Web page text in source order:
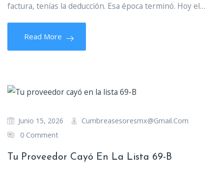
factura, tenías la deducción. Esa época terminó. Hoy el…
Read More
Junio 15, 2026
Cumbreasesoresmx@gmail.com
0 Comment
Tu Proveedor Cayó En La Lista 69-B